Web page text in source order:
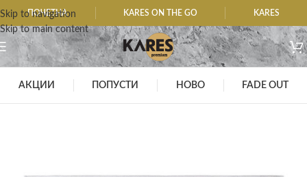
Skip to navigation
Skip to main content
ПОЧЕТНА KARES ON THE GO KARES
АКЦИИ ПОПУСТИ НОВО FADE OUT